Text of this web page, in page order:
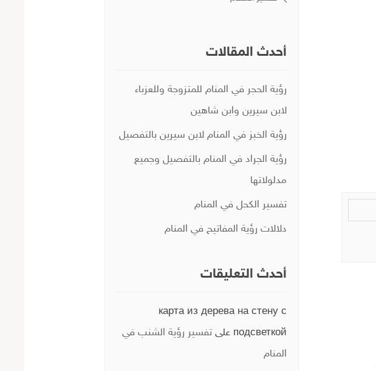
أحدث المقالات
رؤية الحجر في المنام للمتزوجة وللعزباء
لابن سيرين وابن شاهين
رؤية الخبز في المنام لابن سيرين بالتفصيل
رؤية الجراد في المنام بالتفصيل وجميع
مدلولاتها
تفسير الكحل في المنام
دلالات رؤية المفاتيح في المنام
أحدث التعليقات
карта из дерева на стену с
подсветкой على تفسير رؤية الشنب في
المنام